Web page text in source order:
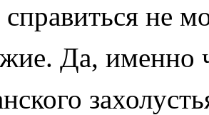
не
Да, именно